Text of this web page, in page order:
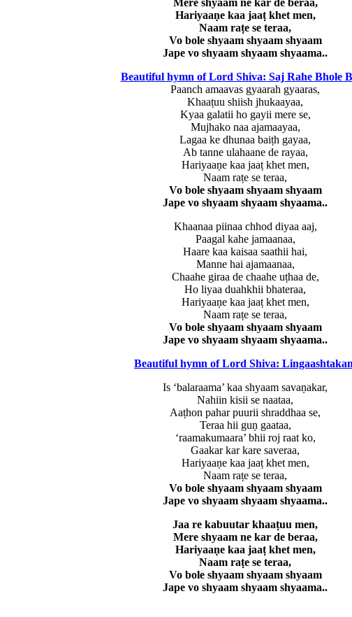
Mere shyaam ne kar de beraa,
Hariyaaṇe kaa jaaṭ khet men,
Naam raṭe se teraa,
Vo bole shyaam shyaam shyaam
Jape vo shyaam shyaam shyaama..
Beautiful hymn of Lord Shiva: Saj Rahe Bhole
Paanch amaavas gyaarah gyaaras,
Khaaṭuu shiish jhukaayaa,
Kyaa galatii ho gayii mere se,
Mujhako naa ajamaayaa,
Lagaa ke dhunaa baiṭh gayaa,
Ab tanne ulahaane de rayaa,
Hariyaaṇe kaa jaaṭ khet men,
Naam raṭe se teraa,
Vo bole shyaam shyaam shyaam
Jape vo shyaam shyaam shyaama..
Khaanaa piinaa chhod diyaa aaj,
Paagal kahe jamaanaa,
Haare kaa kaisaa saathii hai,
Manne hai ajamaanaa,
Chaahe giraa de chaahe uṭhaa de,
Ho liyaa duahkhii bhateraa,
Hariyaaṇe kaa jaaṭ khet men,
Naam raṭe se teraa,
Vo bole shyaam shyaam shyaam
Jape vo shyaam shyaam shyaama..
Beautiful hymn of Lord Shiva:
Is ‘balaraama’ kaa shyaam savaṇakar,
Nahiin kisii se naataa,
Aaṭhon pahar puurii shraddhaa se,
Teraa hii guṇ gaataa,
‘raamakumaara’ bhii roj raat ko,
Gaakar kar kare saveraa,
Hariyaaṇe kaa jaaṭ khet men,
Naam raṭe se teraa,
Vo bole shyaam shyaam shyaam
Jape vo shyaam shyaam shyaama..
Jaa re kabuutar khaaṭuu men,
Mere shyaam ne kar de beraa,
Hariyaaṇe kaa jaaṭ khet men,
Naam raṭe se teraa,
Vo bole shyaam shyaam shyaam
Jape vo shyaam shyaam shyaama..